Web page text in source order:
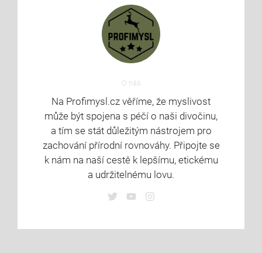
O nás
Na Profimysl.cz věříme, že myslivost
může být spojena s péčí o naši divočinu,
a tím se stát důležitým nástrojem pro
zachování přírodní rovnováhy. Připojte se
k nám na naší cestě k lepšímu, etickému
a udržitelnému lovu.